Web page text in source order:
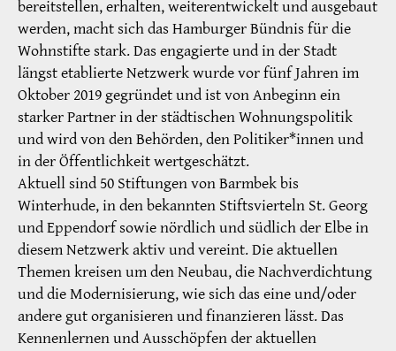
bereitstellen, erhalten, weiterentwickelt und ausgebaut
werden, macht sich das Hamburger Bündnis für die
Wohnstifte stark. Das engagierte und in der Stadt
längst etablierte Netzwerk wurde vor fünf Jahren im
Oktober 2019 gegründet und ist von Anbeginn ein
starker Partner in der städtischen Wohnungspolitik
und wird von den Behörden, den Politiker*innen und
in der Öffentlichkeit wertgeschätzt.
Aktuell sind 50 Stiftungen von Barmbek bis
Winterhude, in den bekannten Stiftsvierteln St. Georg
und Eppendorf sowie nördlich und südlich der Elbe in
diesem Netzwerk aktiv und vereint. Die aktuellen
Themen kreisen um den Neubau, die Nachverdichtung
und die Modernisierung, wie sich das eine und/oder
andere gut organisieren und finanzieren lässt. Das
Kennenlernen und Ausschöpfen der aktuellen